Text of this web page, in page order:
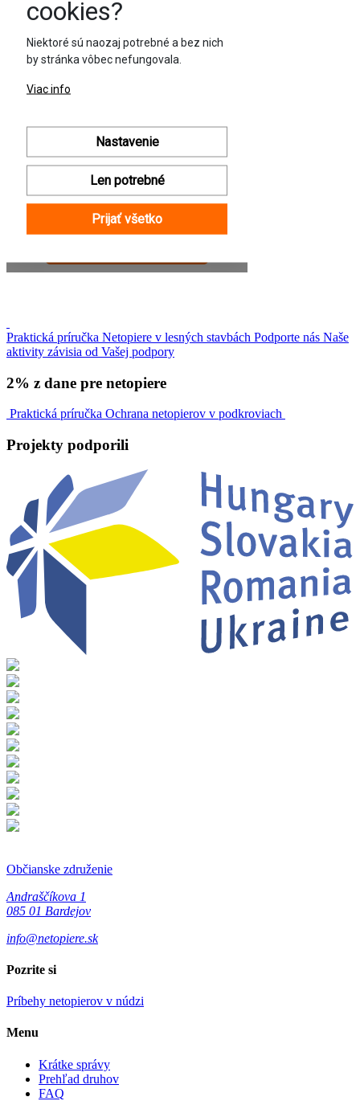
Praktická príručka Netopiere v lesných stavbách Podporte nás Naše
aktivity závisia od Vašej podpory
2% z dane pre netopiere
Praktická príručka Ochrana netopierov v podkroviach
Projekty podporili
Občianske združenie
Andraščíkova 1
085 01 Bardejov
info@netopiere.sk
Pozrite si
Príbehy netopierov v núdzi
Menu
Krátke správy
Prehľad druhov
FAQ